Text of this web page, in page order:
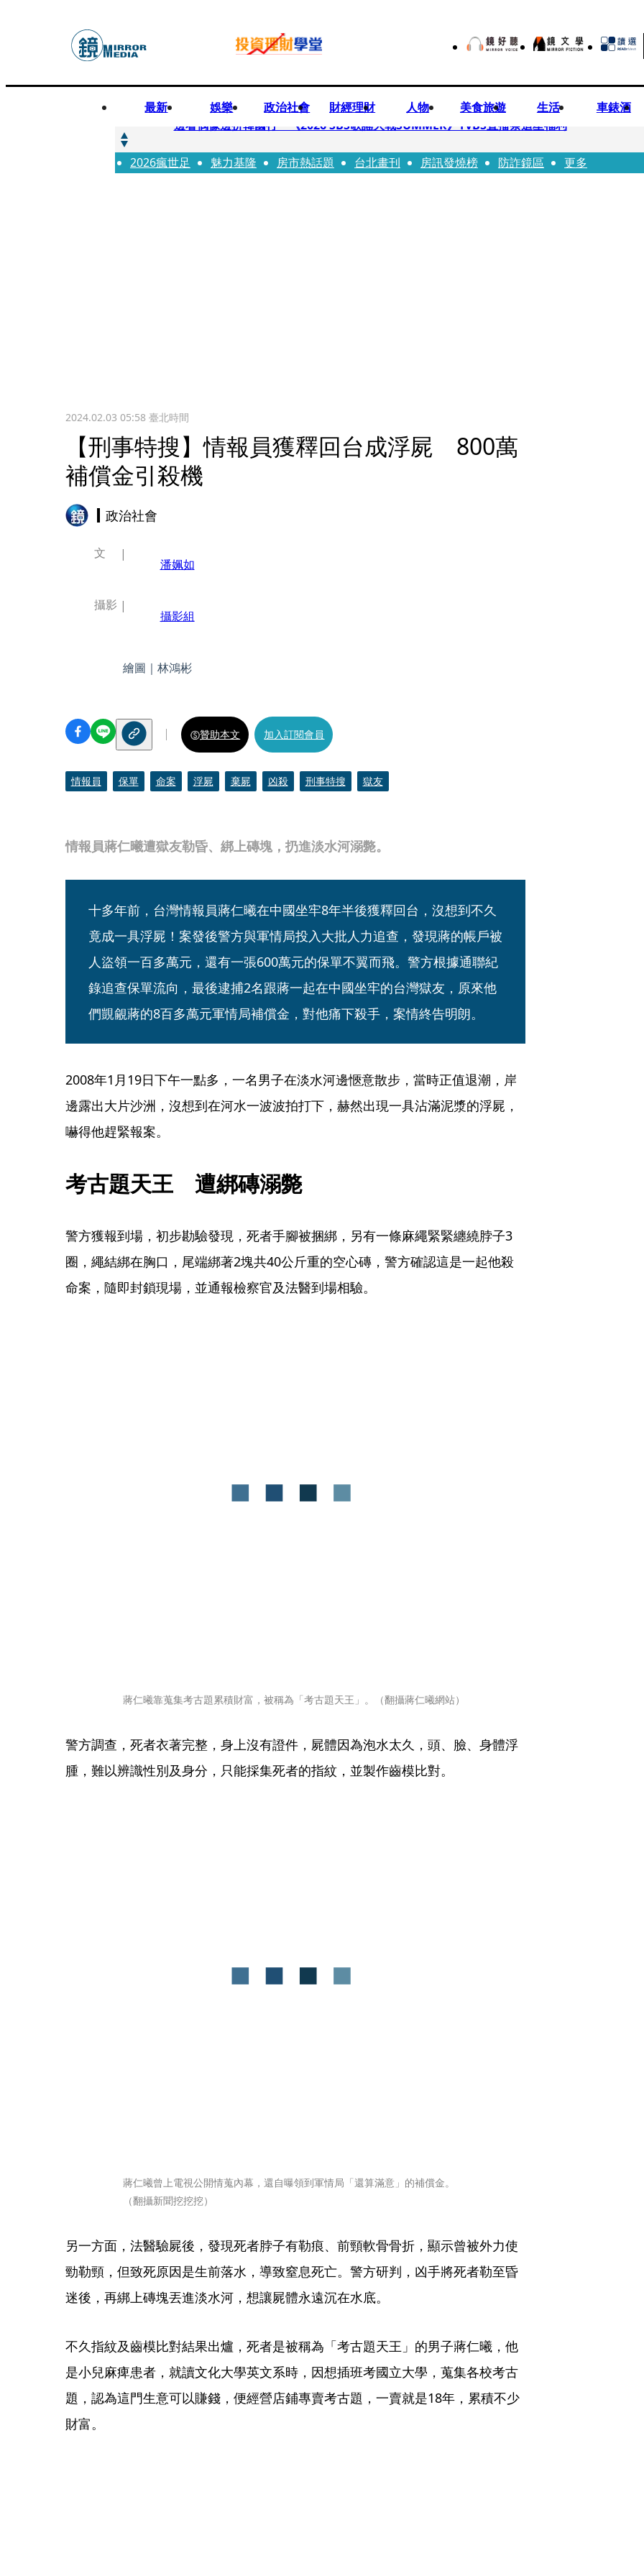
最新 娛樂 政治社會 財經理財 人物 美食旅遊 生活 車錶酒
快訊
邊看偶像邊拚韓國行 《2026 SBS歌謠大戰SUMMER》TVBS直播祭追星福利
快訊
代誌大條火急跳船？ 宏碁派任李文詳接掌兆基屋管2天就喊撤出！
2026瘋世足 魅力基隆 房市熱話題 台北畫刊 房訊發燒榜 防詐鏡區 更多
2024.02.03 05:58臺北時間
【刑事特搜】情報員獲釋回台成浮屍 800萬
補償金引殺機
政治社會
情報員蔣仁曦遭獄友勒昏、綁上磚塊，扔進淡水河溺斃。
文
潘姵如
攝影
攝影組
繪圖｜林鴻彬
贊助本文 加入訂閱會員
情報員 保單 命案 浮屍 棄屍 凶殺 刑事特搜 獄友
十多年前，台灣情報員蔣仁曦在中國坐牢8年半後獲釋回台，沒想到不久
竟成一具浮屍！案發後警方與軍情局投入大批人力追查，發現蔣的帳戶被
人盜領一百多萬元，還有一張600萬元的保單不翼而飛。警方根據通聯紀
錄追查保單流向，最後逮捕2名跟蔣一起在中國坐牢的台灣獄友，原來他
們覬覦蔣的8百多萬元軍情局補償金，對他痛下殺手，案情終告明朗。
2008年1月19日下午一點多，一名男子在淡水河邊愜意散步，當時正值退潮，岸
邊露出大片沙洲，沒想到在河水一波波拍打下，赫然出現一具沾滿泥漿的浮屍，
嚇得他趕緊報案。
考古題天王　遭綁磚溺斃
警方獲報到場，初步勘驗發現，死者手腳被捆綁，另有一條麻繩緊緊纏繞脖子3
圈，繩結綁在胸口，尾端綁著2塊共40公斤重的空心磚，警方確認這是一起他殺
命案，隨即封鎖現場，並通報檢察官及法醫到場相驗。
蔣仁曦靠蒐集考古題累積財富，被稱為「考古題天王」。（翻攝蔣仁曦網站）
警方調查，死者衣著完整，身上沒有證件，屍體因為泡水太久，頭、臉、身體浮
腫，難以辨識性別及身分，只能採集死者的指紋，並製作齒模比對。
蔣仁曦曾上電視公開情蒐內幕，還自曝領到軍情局「還算滿意」的補償金。
（翻攝新聞挖挖挖）
另一方面，法醫驗屍後，發現死者脖子有勒痕、前頸軟骨骨折，顯示曾被外力使
勁勒頸，但致死原因是生前落水，導致窒息死亡。警方研判，凶手將死者勒至昏
迷後，再綁上磚塊丟進淡水河，想讓屍體永遠沉在水底。
不久指紋及齒模比對結果出爐，死者是被稱為「考古題天王」的男子蔣仁曦，他
是小兒麻痺患者，就讀文化大學英文系時，因想插班考國立大學，蒐集各校考古
題，認為這門生意可以賺錢，便經營店鋪專賣考古題，一賣就是18年，累積不少
財富。